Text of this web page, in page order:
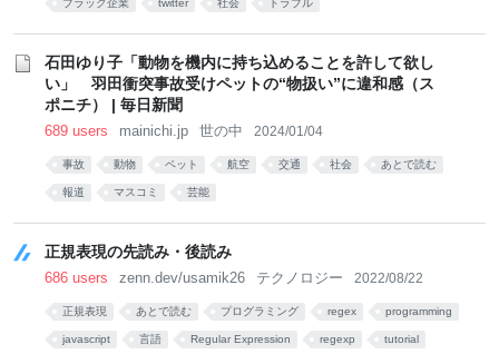
ブラック企業 twitter 社会 トラブル
石田ゆり子「動物を機内に持ち込めることを許して欲し
い」 羽田衝突事故受けペットの“物扱い”に違和感（ス
ポニチ） | 毎日新聞
689 users mainichi.jp 世の中 2024/01/04
事故 動物 ペット 航空 交通 社会 あとで読む
報道 マスコミ 芸能
正規表現の先読み・後読み
686 users zenn.dev/usamik26 テクノロジー 2022/08/22
正規表現 あとで読む プログラミング regex programming
javascript 言語 Regular Expression regexp tutorial